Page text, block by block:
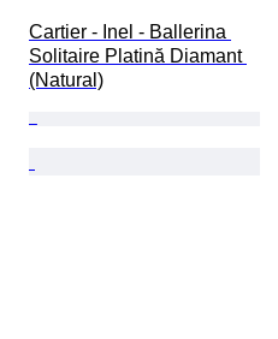
Cartier - Inel - Ballerina
Solitaire Platină Diamant
(Natural)